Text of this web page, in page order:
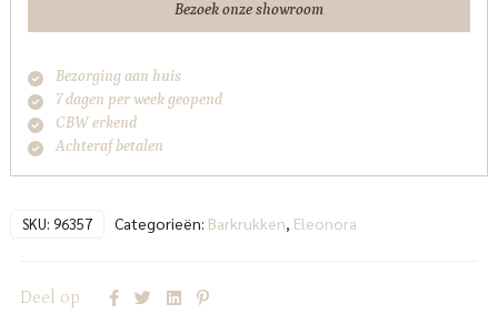
Bezoek onze showroom
Bezorging aan huis
7 dagen per week geopend
CBW erkend
Achteraf betalen
SKU: 96357 Categorieën: Barkrukken, Eleonora
Deel op